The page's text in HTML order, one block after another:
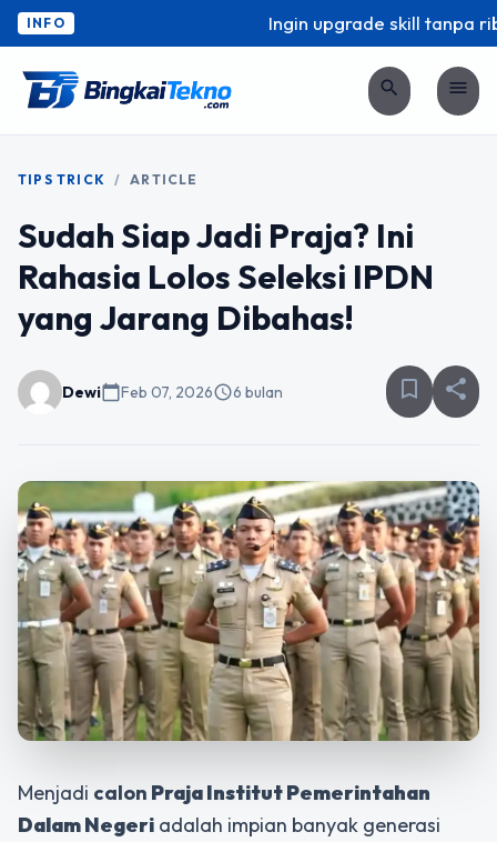
INFO Ingin upgrade skill tanpa
search menu
TIPS TRICK / ARTICLE
Sudah Siap Jadi Praja? Ini
Rahasia Lolos Seleksi IPDN
yang Jarang Dibahas!
Dewicalendar_todayFeb 07, 2026schedule6 bulan bookmark_border share
Menjadi calon Praja Institut Pemerintahan
Dalam Negeri adalah impian banyak generasi